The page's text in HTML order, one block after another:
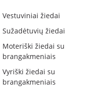
Vestuviniai žiedai
Sužadėtuvių žiedai
Moteriški žiedai su
brangakmeniais
Vyriški žiedai su
brangakmeniais